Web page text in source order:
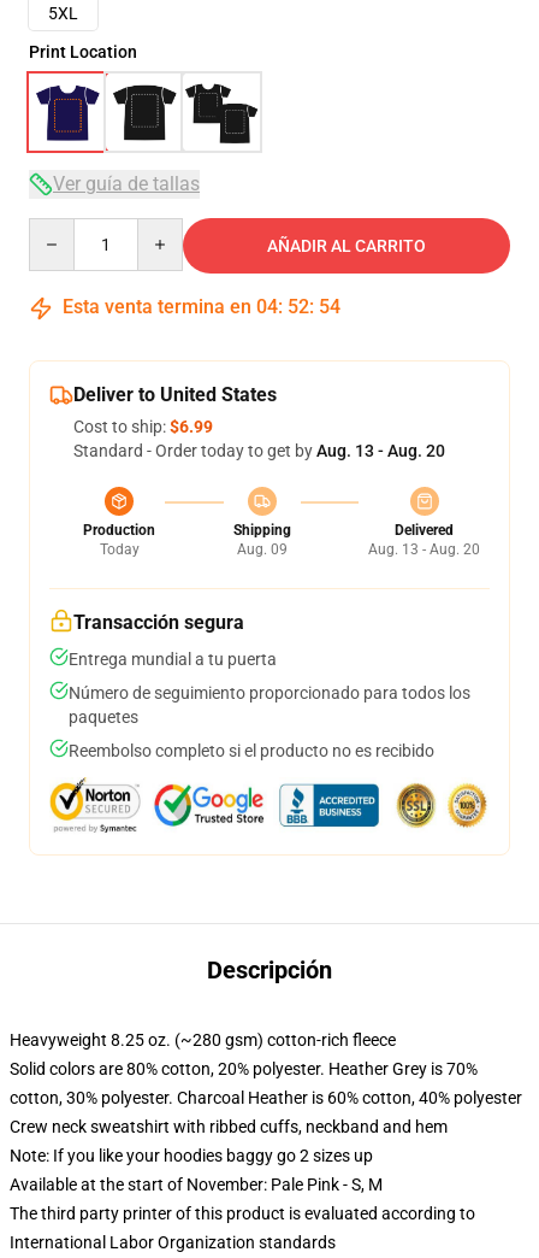
5XL
Print Location
Ver guía de tallas
AÑADIR AL CARRITO
Esta venta termina en 04: 52: 53
Deliver to United States
Cost to ship:$6.99
Standard - Order today to get byAug. 13 - Aug. 20
Production
Today
Shipping
Aug. 09
Delivered
Aug. 13 - Aug. 20
Transacción segura
Entrega mundial a tu puerta
Número de seguimiento proporcionado para todos los
paquetes
Reembolso completo si el producto no es recibido
Descripción
Heavyweight 8.25 oz. (~280 gsm) cotton-rich fleece
Solid colors are 80% cotton, 20% polyester. Heather Grey is 70%
cotton, 30% polyester. Charcoal Heather is 60% cotton, 40% polyester
Crew neck sweatshirt with ribbed cuffs, neckband and hem
Note: If you like your hoodies baggy go 2 sizes up
Available at the start of November: Pale Pink - S, M
The third party printer of this product is evaluated according to
International Labor Organization standards